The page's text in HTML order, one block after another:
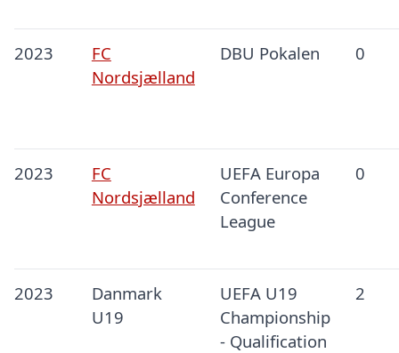
2023
FC
Nordsjælland
DBU Pokalen 0
2023
FC
Nordsjælland
UEFA Europa
Conference
League
0
2023
Danmark
U19
UEFA U19
Championship
- Qualification
2